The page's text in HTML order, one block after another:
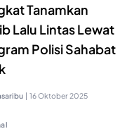
Tanamkan
Lalu Lintas Lewat
Polisi Sahabat
| 16 Oktober 2025